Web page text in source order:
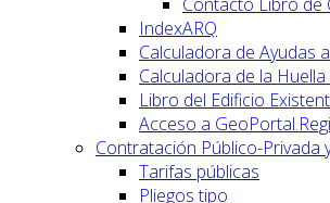
IndexARQ
Calculadora de Ayudas
Calculadora de la
Libro del Edificio
Acceso a
Contratación Público-Privada
Tarifas públicas
Pliegos tipo